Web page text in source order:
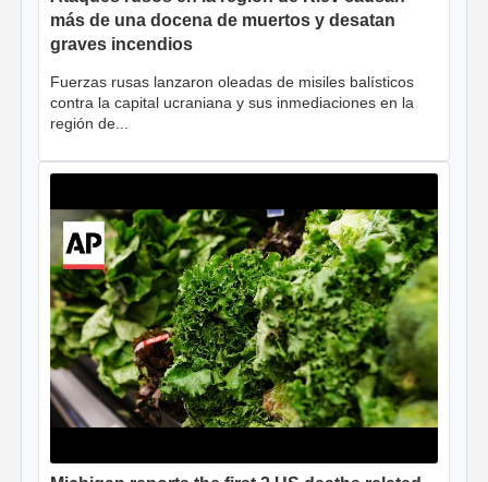
más de una docena de muertos y desatan
graves incendios
Fuerzas rusas lanzaron oleadas de misiles balísticos
contra la capital ucraniana y sus inmediaciones en la
región de...